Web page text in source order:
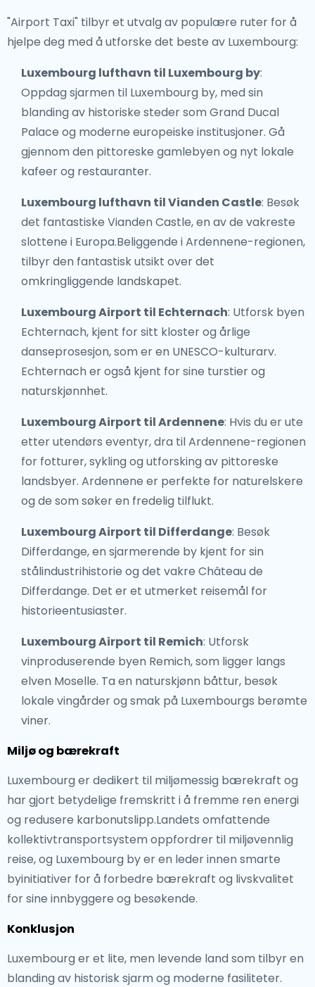
"Airport Taxi" tilbyr et utvalg av populære ruter for å
hjelpe deg med å utforske det beste av Luxembourg:
Luxembourg lufthavn til Luxembourg by:
Oppdag sjarmen til Luxembourg by, med sin
blanding av historiske steder som Grand Ducal
Palace og moderne europeiske institusjoner. Gå
gjennom den pittoreske gamlebyen og nyt lokale
kafeer og restauranter.
Luxembourg lufthavn til Vianden Castle: Besøk
det fantastiske Vianden Castle, en av de vakreste
slottene i Europa.Beliggende i Ardennene-regionen,
tilbyr den fantastisk utsikt over det
omkringliggende landskapet.
Luxembourg Airport til Echternach: Utforsk byen
Echternach, kjent for sitt kloster og årlige
danseprosesjon, som er en UNESCO-kulturarv.
Echternach er også kjent for sine turstier og
naturskjønnhet.
Luxembourg Airport til Ardennene: Hvis du er ute
etter utendørs eventyr, dra til Ardennene-regionen
for fotturer, sykling og utforsking av pittoreske
landsbyer. Ardennene er perfekte for naturelskere
og de som søker en fredelig tilflukt.
Luxembourg Airport til Differdange: Besøk
Differdange, en sjarmerende by kjent for sin
stålindustrihistorie og det vakre Château de
Differdange. Det er et utmerket reisemål for
historieentusiaster.
Luxembourg Airport til Remich: Utforsk
vinproduserende byen Remich, som ligger langs
elven Moselle. Ta en naturskjønn båttur, besøk
lokale vingårder og smak på Luxembourgs berømte
viner.
Miljø og bærekraft
Luxembourg er dedikert til miljømessig bærekraft og
har gjort betydelige fremskritt i å fremme ren energi
og redusere karbonutslipp.Landets omfattende
kollektivtransportsystem oppfordrer til miljøvennlig
reise, og Luxembourg by er en leder innen smarte
byinitiativer for å forbedre bærekraft og livskvalitet
for sine innbyggere og besøkende.
Konklusjon
Luxembourg er et lite, men levende land som tilbyr en
blanding av historisk sjarm og moderne fasiliteter.